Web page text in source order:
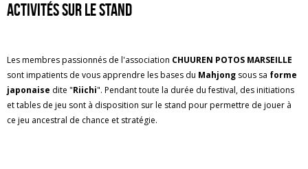
Activités sur le stand
Les membres passionnés de l'association CHUUREN POTOS MARSEILLE
sont impatients de vous apprendre les bases du Mahjong sous sa forme
japonaise dite "Riichi". Pendant toute la durée du festival, des initiations
et tables de jeu sont à disposition sur le stand pour permettre de jouer à
ce jeu ancestral de chance et stratégie.